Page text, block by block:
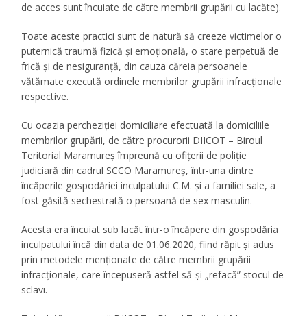
de acces sunt încuiate de către membrii grupării cu lacăte).
Toate aceste practici sunt de natură să creeze victimelor o
puternică traumă fizică şi emoţională, o stare perpetuă de
frică şi de nesiguranţă, din cauza căreia persoanele
vătămate execută ordinele membrilor grupării infracţionale
respective.
Cu ocazia percheziţiei domiciliare efectuată la domiciliile
membrilor grupării, de către procurorii DIICOT – Biroul
Teritorial Maramureș împreună cu ofițerii de poliţie
judiciară din cadrul SCCO Maramureş, într-una dintre
încăperile gospodăriei inculpatului C.M. şi a familiei sale, a
fost găsită sechestrată o persoană de sex masculin.
Acesta era încuiat sub lacăt într-o încăpere din gospodăria
inculpatului încă din data de 01.06.2020, fiind răpit şi adus
prin metodele menţionate de către membrii grupării
infracţionale, care începuseră astfel să-şi „refacă” stocul de
sclavi.